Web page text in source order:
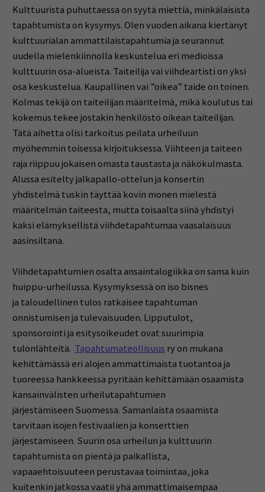
Kulttuurista puhuttaessa on syytä miettiä, minkälaisista
tapahtumista on kysymys. Olen vuoden aikana kiertänyt
kulttuurialan ammattilaistapahtumia ja seurannut
uudella mielenkiinnolla keskustelua eri medioissa
kulttuurin osa-alueista. Taiteilija vai viihdeartisti on yksi
osa keskustelua. Kaupallinen vai ”oikea” taide on toinen.
Kolmas tekijä on taiteilijan määritelmä, mikä koulutus tai
kokemus tekee jostakin henkilöstö oikean taiteilijan.
Tätä aihetta olisi tarkoitus peilata urheiluun
myöhemmin toisessa kirjoituksessa. Viihteen ja taiteen
raja riippuu jokaisen omasta taustasta ja näkökulmasta.
Alussa esitelty jalkapallo-ottelun ja konsertin
yhdistelmä tuskin täyttää kovin monen mielestä
määritelmän taiteesta, mutta toisaalta siinä yhdistyi
kaksi elämyksellistä viihdetapahtumaa vaasalaisuus
aasinsiltana.
Viihdetapahtumien osalta ansaintalogiikka on sama kuin
huippu-urheilussa. Kysymyksessä on iso bisnes
ja taloudellinen tulos ratkaisee tapahtuman
onnistumisen ja tulevaisuuden. Lipputulot,
sponsorointi ja esitysoikeudet ovat suurimpia
tulonlähteitä. Tapahtumateollisuus ry on mukana
kehittämässä eri alojen ammattimaista tuotantoa ja
tuoreessa hankkeessa pyritään kehittämään osaamista
kansainvälisten urheilutapahtumien
järjestämiseen Suomessa. Samanlaista osaamista
tarvitaan isojen festivaalien ja konserttien
järjestämiseen. Suurin osa urheilun ja kulttuurin
tapahtumista on pientä ja paikallista,
vapaaehtoisuuteen perustavaa toimintaa, joka
kuitenkin jatkossa vaatii yhä ammattimaisempaa